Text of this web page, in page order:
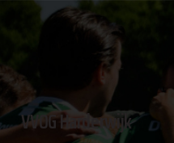
VVOG Harderwijk